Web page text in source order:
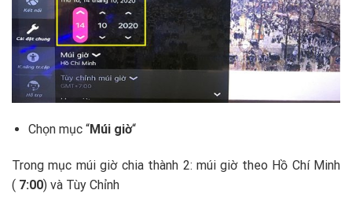
Chọn mục “Múi giờ“
Trong mục múi giờ chia thành 2: múi giờ theo Hồ Chí Minh
( 7:00) và Tùy Chỉnh